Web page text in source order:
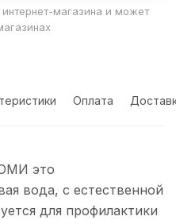
магазина и может
Оплата
это
вода, с естественной
для профилактики